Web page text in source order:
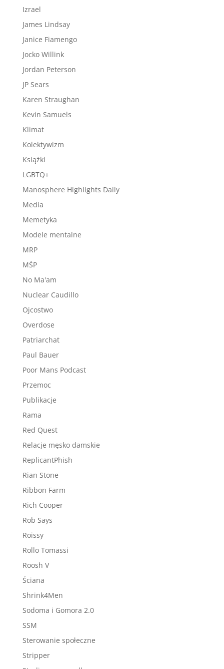
Izrael
James Lindsay
Janice Fiamengo
Jocko Willink
Jordan Peterson
JP Sears
Karen Straughan
Kevin Samuels
Klimat
Kolektywizm
Książki
LGBTQ+
Manosphere Highlights Daily
Media
Memetyka
Modele mentalne
MRP
MŚP
No Ma'am
Nuclear Caudillo
Ojcostwo
Overdose
Patriarchat
Paul Bauer
Poor Mans Podcast
Przemoc
Publikacje
Rama
Red Quest
Relacje męsko damskie
ReplicantPhish
Rian Stone
Ribbon Farm
Rich Cooper
Rob Says
Roissy
Rollo Tomassi
Roosh V
Ściana
Shrink4Men
Sodoma i Gomora 2.0
SSM
Sterowanie społeczne
Stripper